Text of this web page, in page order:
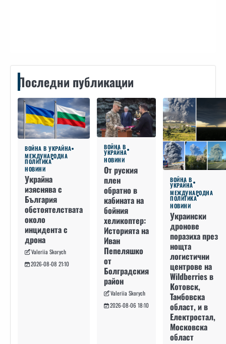
Последни публикации
ВОЙНА В УКРАЙНА
МЕЖДУНАРОДНА
ПОЛИТИКА
НОВИНИ
Украйна
изяснява с
България
обстоятелствата
около
инцидента с
дрона
Valeriia Skorych
2026-08-08 21:10
ВОЙНА В
УКРАЙНА
НОВИНИ
От руския
плен
обратно в
кабината на
бойния
хеликоптер:
Историята на
Иван
Пепеляшко
от
Болградския
район
Valeriia Skorych
2026-08-06 18:10
ВОЙНА В
УКРАЙНА
МЕЖДУНАРОДНА
ПОЛИТИКА
НОВИНИ
Украински
дронове
поразиха през
нощта
логистични
центрове на
Wildberries в
Котовск,
Тамбовска
област, и в
Електростал,
Московска
област